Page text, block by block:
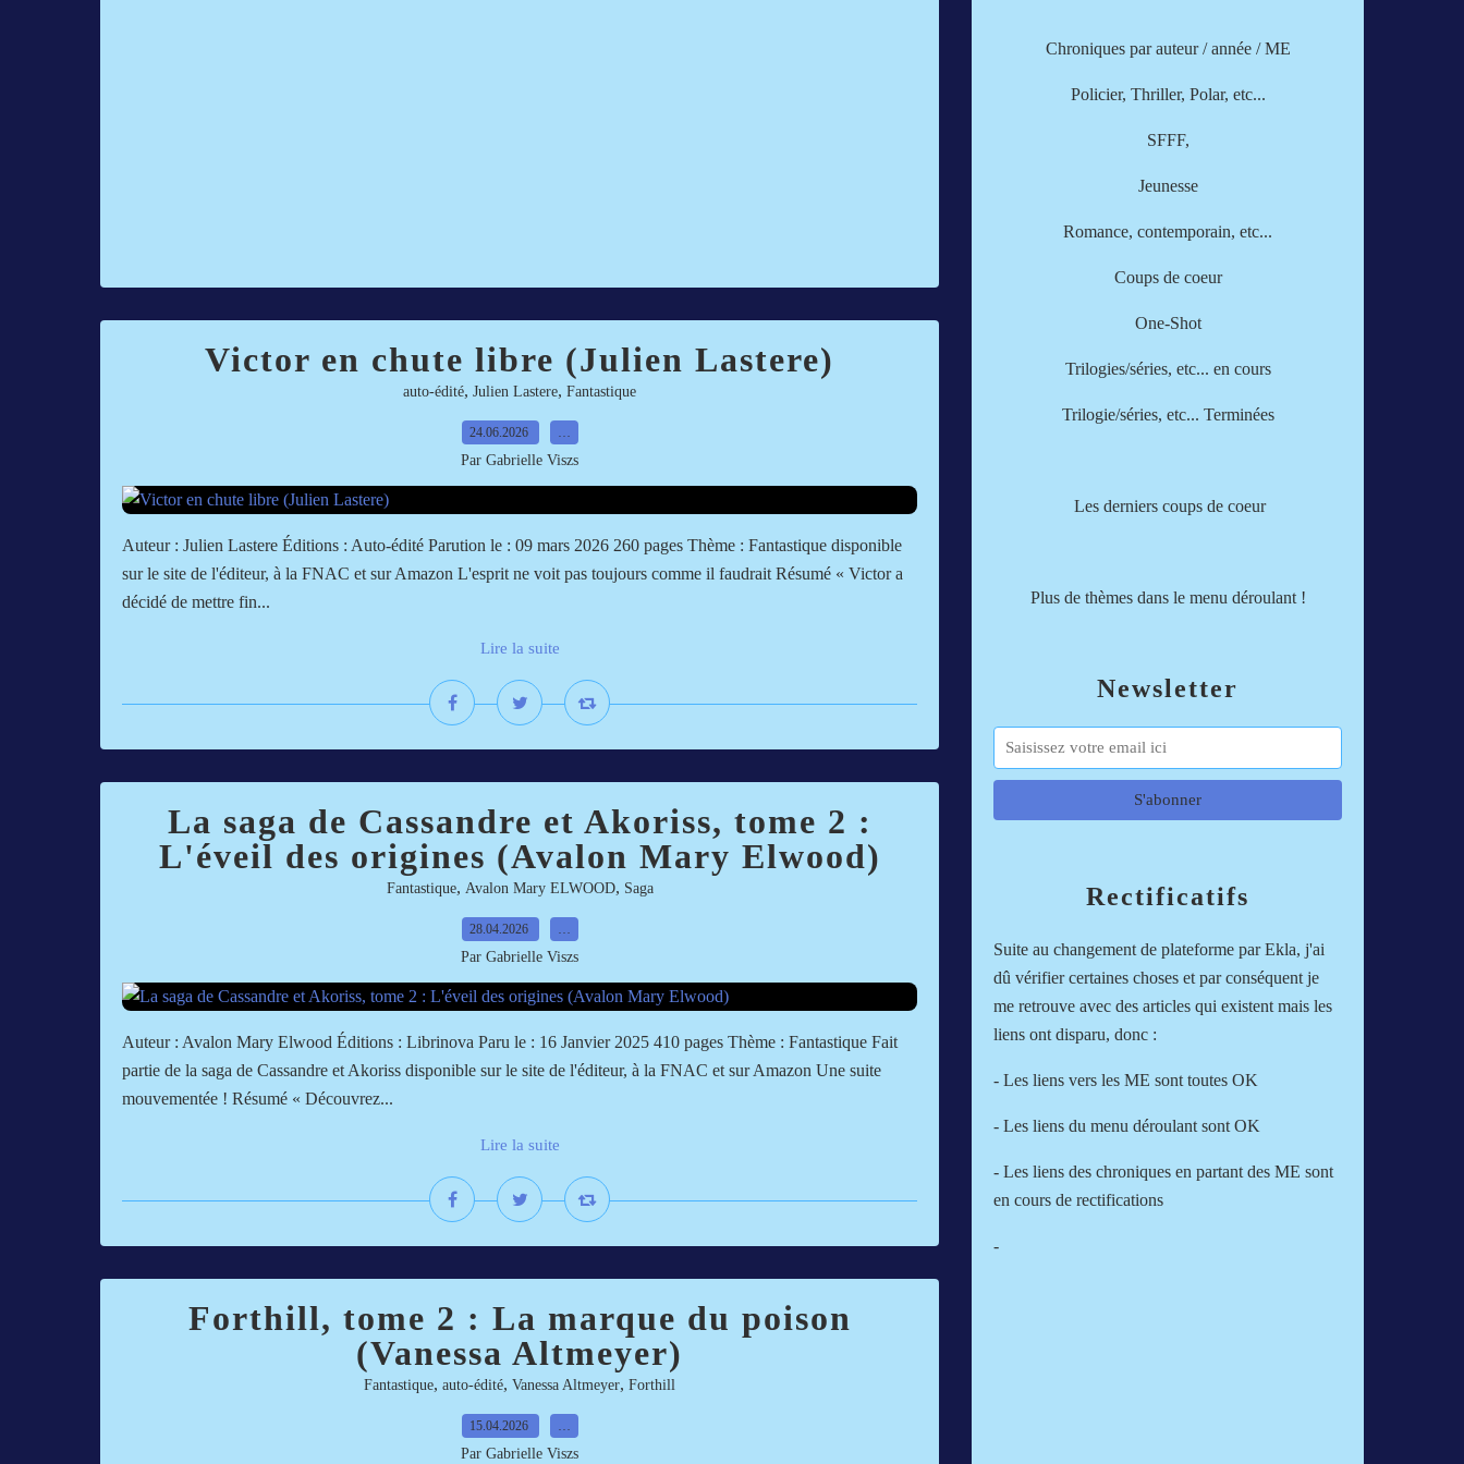
Victor en chute libre (Julien Lastere)
auto-édité, Julien Lastere, Fantastique
24.06.2026 …
Par Gabrielle Viszs
Auteur : Julien Lastere Éditions : Auto-édité Parution le : 09 mars 2026 260 pages Thème : Fantastique disponible
sur le site de l'éditeur, à la FNAC et sur Amazon L'esprit ne voit pas toujours comme il faudrait Résumé « Victor a
décidé de mettre fin...
Lire la suite
La saga de Cassandre et Akoriss, tome 2 :
L'éveil des origines (Avalon Mary Elwood)
Fantastique, Avalon Mary ELWOOD, Saga
28.04.2026 …
Par Gabrielle Viszs
Auteur : Avalon Mary Elwood Éditions : Librinova Paru le : 16 Janvier 2025 410 pages Thème : Fantastique Fait
partie de la saga de Cassandre et Akoriss disponible sur le site de l'éditeur, à la FNAC et sur Amazon Une suite
mouvementée ! Résumé « Découvrez...
Lire la suite
Forthill, tome 2 : La marque du poison
(Vanessa Altmeyer)
Fantastique, auto-édité, Vanessa Altmeyer, Forthill
15.04.2026 …
Par Gabrielle Viszs
Newsletter
Chroniques parauteur/année/ME
Policier, Thriller, Polar, etc...
SFFF,
Jeunesse
Romance, contemporain, etc...
Coups de coeur
One-Shot
Trilogies/séries, etc... en cours
Trilogie/séries, etc... Terminées
Les derniers coups de coeur
Plus de thèmes dans le menu déroulant !
Rectificatifs
Suite au changement de plateforme par Ekla, j'ai
dû vérifier certaines choses et par conséquent je
me retrouve avec des articles qui existent mais les
liens ont disparu, donc :
- Les liens vers les ME sont toutes OK
- Les liens du menu déroulant sont OK
- Les liens des chroniques en partant des ME sont
en cours de rectifications
-